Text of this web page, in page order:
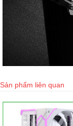
Sản phẩm liên quan